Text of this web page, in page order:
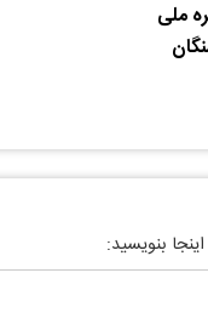
ملی
بنویسید: